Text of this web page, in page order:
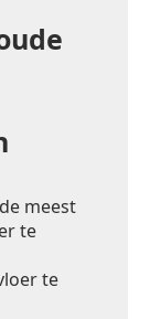
meest
te
te